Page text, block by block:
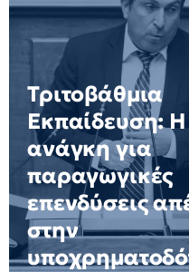
Τριτοβάθμια
Εκπαίδευση: Η
ανάγκη για
παραγωγικές
επενδύσεις
στην